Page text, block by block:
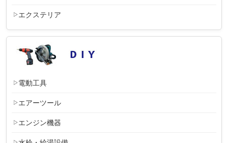
エクステリア
電動工具
エアーツール
エンジン機器